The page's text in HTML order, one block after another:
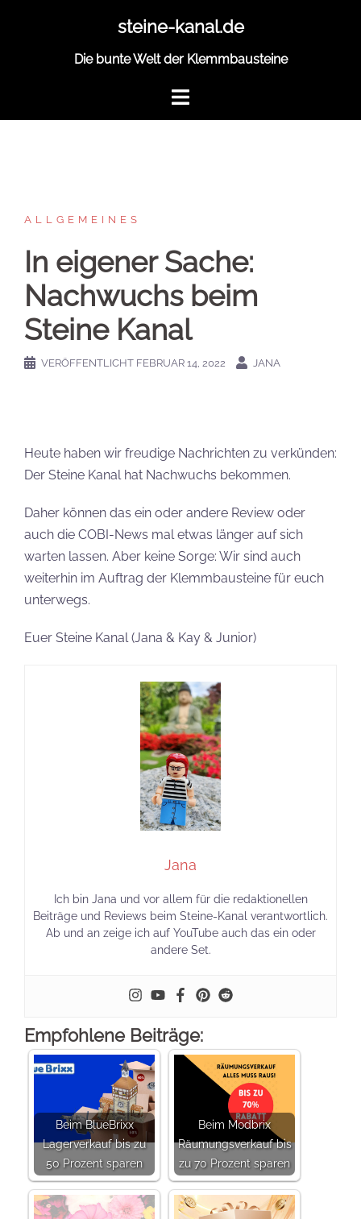
steine-kanal.de
Die bunte Welt der Klemmbausteine
ALLGEMEINES
In eigener Sache:
Nachwuchs beim
Steine Kanal
VERÖFFENTLICHT FEBRUAR 14, 2022 JANA
Heute haben wir freudige Nachrichten zu verkünden:
Der Steine Kanal hat Nachwuchs bekommen.
Daher können das ein oder andere Review oder
auch die COBI-News mal etwas länger auf sich
warten lassen. Aber keine Sorge: Wir sind auch
weiterhin im Auftrag der Klemmbausteine für euch
unterwegs.
Euer Steine Kanal (Jana & Kay & Junior)
Jana
Ich bin Jana und vor allem für die redaktionellen
Beiträge und Reviews beim Steine-Kanal verantwortlich.
Ab und an zeige ich auf YouTube auch das ein oder
andere Set.
Empfohlene Beiträge:
Beim BlueBrixx
Lagerverkauf bis zu
50 Prozent sparen
Beim Modbrix
Räumungsverkauf bis
zu 70 Prozent sparen